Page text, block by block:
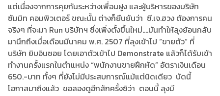
แต่เนื่องจากการคุยกันระหว่างเพื่อนฝูง และผู้บริหารของบริษัท
ซัมมิท คอมพิวเตอร์ ขณะนั้น ต่างก็ยืนยันว่า ซี.เจ.ฮวง ต้องการคน
จริงๆ ที่จะมา Run บริษัทฯ ซึ่งเพิ่งตั้งขึ้นใหม่....มันทำให้ลุงย้อนกลับ
มานึกถึงเมื่อเดือนมีนาคม พ.ศ. 2507 ที่ลุงเข้าไป “ขายตัว” ที่
บริษัท ยิบอินซอย โดยเอาตัวเข้าไป Demonstrate แล้วก็ได้รับเข้า
ทำงานครั้งแรกในตำแหน่ง “พนักงานขายฝึกหัด” อัตราเงินเดือน
650.-บาท ทั้งๆ ที่ยังไม่มีประสบการณ์แม้แต่นิดเดียว บัดนี้
โอกาสมาถึงแล้ว ขอลองดูอีกสักครั้งซิว่า ตอนนี้ ลุงมี